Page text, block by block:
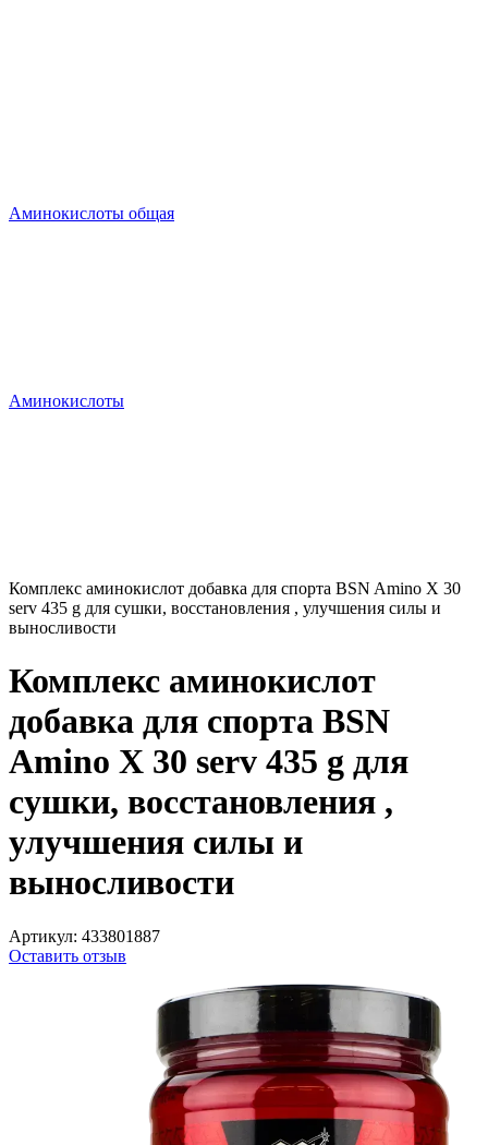
Аминокислоты общая
Аминокислоты
Комплекс аминокислот добавка для спорта BSN Amino X 30
serv 435 g для сушки, восстановления , улучшения силы и
выносливости
Комплекс аминокислот
добавка для спорта BSN
Amino X 30 serv 435 g для
сушки, восстановления ,
улучшения силы и
выносливости
Артикул: 433801887
Оставить отзыв